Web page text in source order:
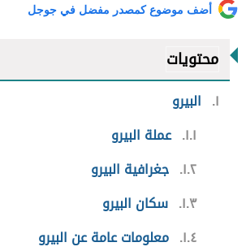
أضف موضوع كمصدر مفضل في جوجل
محتويات
١
البيرو
١.١ عملة البيرو
١.٢ جغرافية البيرو
١.٣ سكان البيرو
١.٤ معلومات عامة عن البيرو